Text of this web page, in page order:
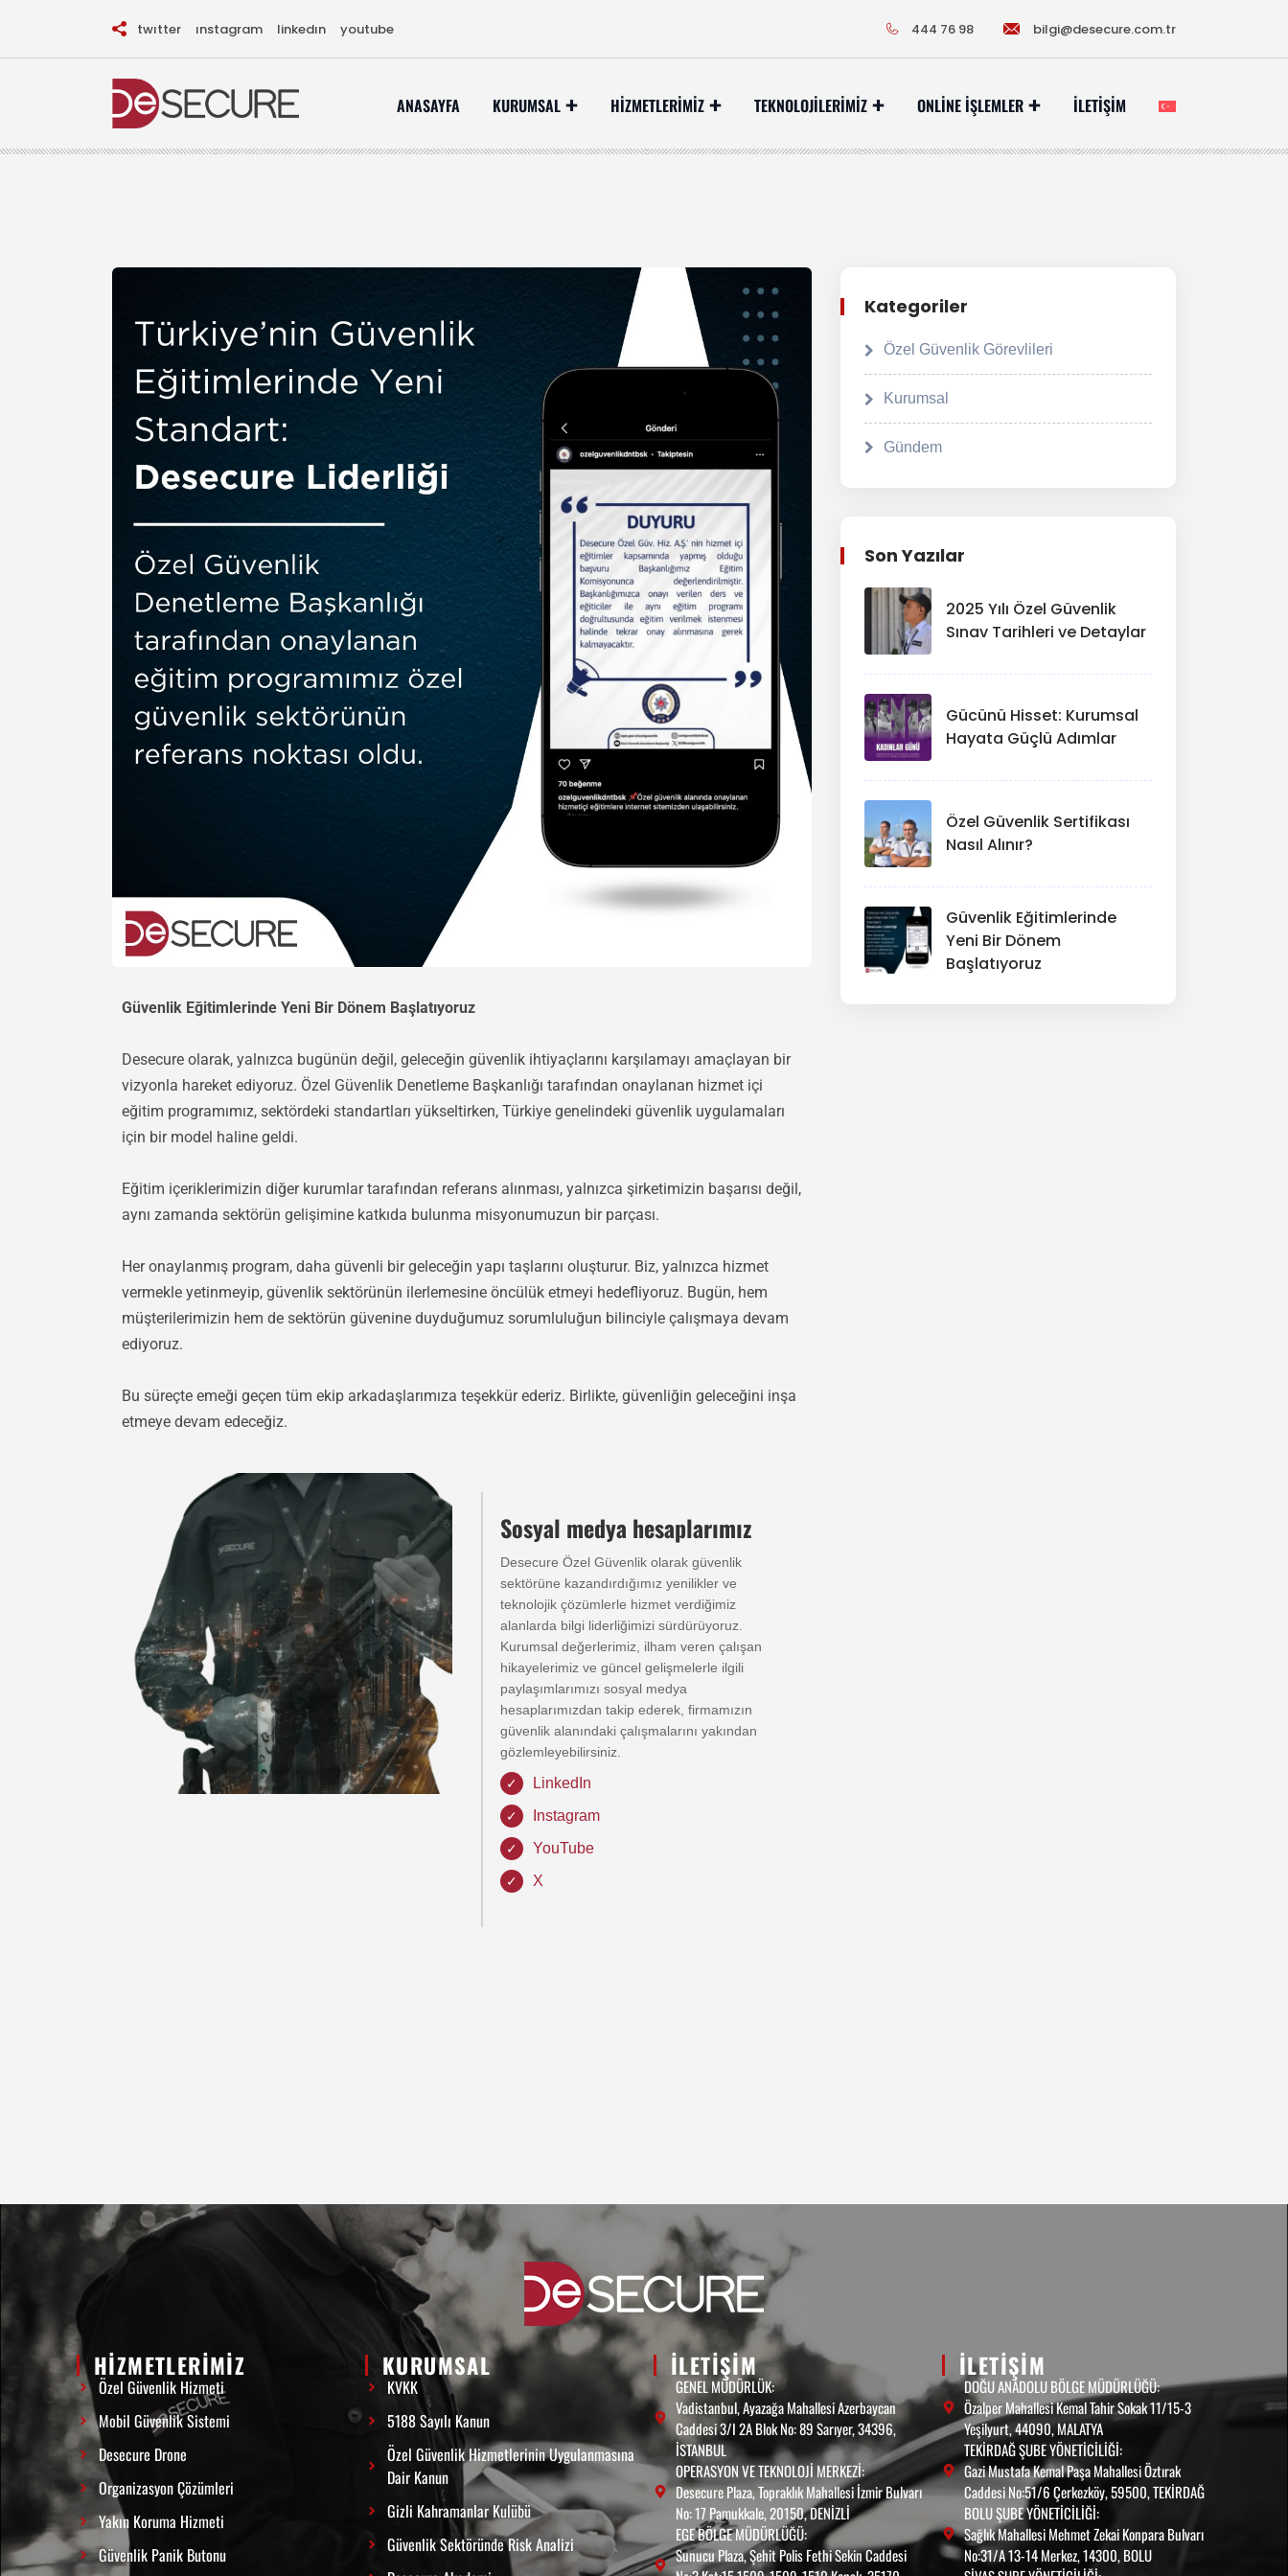
twitter instagram linkedin youtube 444 76 98 bilgi@desecure.com.tr
ANASAYFA KURUMSAL HİZMETLERİMİZ TEKNOLOJILERIMIZ ONLINE İŞLEMLER İLETIŞIM
Güvenlik Eğitimlerinde Yeni Bir Dönem Başlatıyoruz
Desecure olarak, yalnızca bugünün değil, geleceğin güvenlik ihtiyaçlarını karşılamayı amaçlayan bir
vizyonla hareket ediyoruz. Özel Güvenlik Denetleme Başkanlığı tarafından onaylanan hizmet içi
eğitim programımız, sektördeki standartları yükseltirken, Türkiye genelindeki güvenlik uygulamaları
için bir model haline geldi.
Eğitim içeriklerimizin diğer kurumlar tarafından referans alınması, yalnızca şirketimizin başarısı değil,
aynı zamanda sektörün gelişimine katkıda bulunma misyonumuzun bir parçası.
Her onaylanmış program, daha güvenli bir geleceğin yapı taşlarını oluşturur. Biz, yalnızca hizmet
vermekle yetinmeyip, güvenlik sektörünün ilerlemesine öncülük etmeyi hedefliyoruz. Bugün, hem
müşterilerimizin hem de sektörün güvenine duyduğumuz sorumluluğun bilinciyle çalışmaya devam
ediyoruz.
Bu süreçte emeği geçen tüm ekip arkadaşlarımıza teşekkür ederiz. Birlikte, güvenliğin geleceğini inşa
etmeye devam edeceğiz.
Sosyal medya hesaplarımız
Desecure Özel Güvenlik olarak güvenlik
sektörüne kazandırdığımız yenilikler ve
teknolojik çözümlerle hizmet verdiğimiz
alanlarda bilgi liderliğimizi sürdürüyoruz.
Kurumsal değerlerimiz, ilham veren çalışan
hikayelerimiz ve güncel gelişmelerle ilgili
paylaşımlarımızı sosyal medya
hesaplarımızdan takip ederek, firmamızın
güvenlik alanındaki çalışmalarını yakından
gözlemleyebilirsiniz.
LinkedIn
Instagram
YouTube
X
Kategoriler
Özel Güvenlik Görevlileri
Kurumsal
Gündem
Son Yazılar
2025 Yılı Özel Güvenlik
Sınav Tarihleri ve Detaylar
Gücünü Hisset: Kurumsal
Hayata Güçlü Adımlar
Özel Güvenlik Sertifikası
Nasıl Alınır?
Güvenlik Eğitimlerinde
Yeni Bir Dönem
Başlatıyoruz
HİZMETLERİMİZ
Özel Güvenlik Hizmeti
Mobil Güvenlik Sistemi
Desecure Drone
Organizasyon Çözümleri
Yakın Koruma Hizmeti
Güvenlik Panik Butonu
KURUMSAL
KVKK
5188 Sayılı Kanun
Özel Güvenlik Hizmetlerinin Uygulanmasına
Dair Kanun
Gizli Kahramanlar Kulübü
Güvenlik Sektöründe Risk Analizi
ILETIŞIM
GENEL MÜDÜRLÜK:
Vadistanbul, Ayazağa Mahallesi Azerbaycan
Caddesi 3/I 2A Blok No: 89 Sarıyer, 34396,
İSTANBUL
OPERASYON VE TEKNOLOJİ MERKEZİ:
Desecure Plaza, Topraklık Mahallesi İzmir Bulvarı
No: 17 Pamukkale, 20150, DENİZLİ
EGE BÖLGE MÜDÜRLÜĞÜ:
Sunucu Plaza, Şehit Polis Fethi Sekin Caddesi
ILETIŞIM
DOĞU ANADOLU BÖLGE MÜDÜRLÜĞÜ:
Özalper Mahallesi Kemal Tahir Sokak 11/15-3
Yeşilyurt, 44090, MALATYA
TEKİRDAĞ ŞUBE YÖNETİCİLİĞİ:
Gazi Mustafa Kemal Paşa Mahallesi Öztırak
Caddesi No:51/6 Çerkezköy, 59500, TEKİRDAĞ
BOLU ŞUBE YÖNETİCİLİĞİ:
Sağlık Mahallesi Mehmet Zekai Konpara Bulvarı
No:31/A 13-14 Merkez, 14300, BOLU